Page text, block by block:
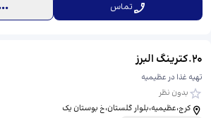
تماس
20
.کترینگ البرز
تهیه غذا در عظیمیه
بدون نظر
کرج،عظیمیه،بلوار گلستان،خ بوستان یک